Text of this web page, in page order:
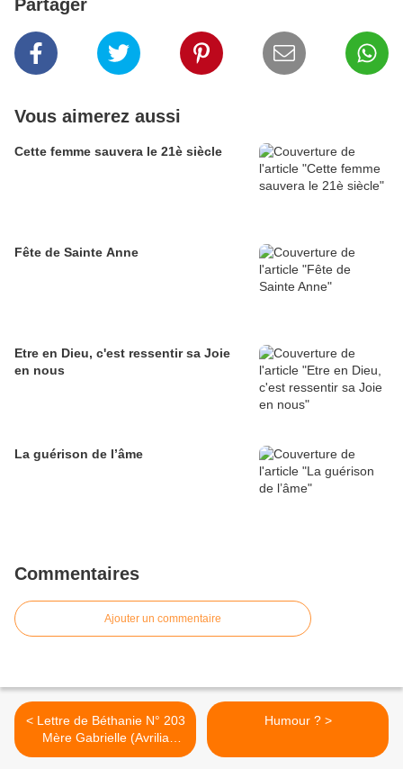
Partager
Vous aimerez aussi
Cette femme sauvera le 21è siècle
Fête de Sainte Anne
Etre en Dieu, c'est ressentir sa Joie
en nous
La guérison de l’âme
Commentaires
Ajouter un commentaire
< Lettre de Béthanie N° 203
Mère Gabrielle (Avrilia
Papayannis)
Humour ? >